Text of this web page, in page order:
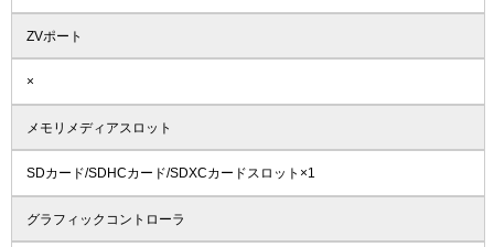
ZVポート
×
メモリメディアスロット
SDカード/SDHCカード/SDXCカードスロット×1
グラフィックコントローラ